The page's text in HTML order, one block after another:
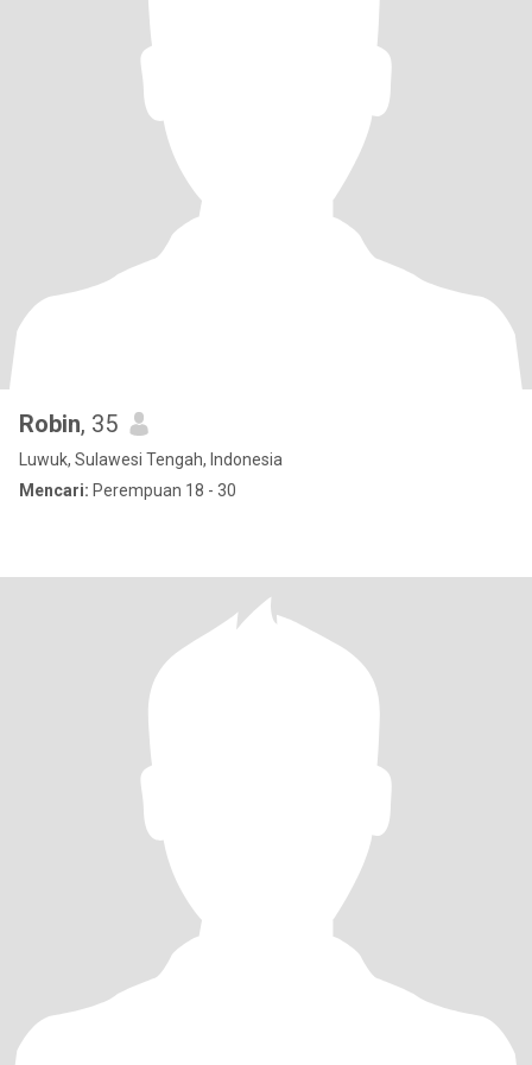
Robin, 35
Luwuk, Sulawesi Tengah, Indonesia
Mencari: Perempuan 18 - 30